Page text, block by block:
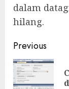
dalam
hilang.
Previous